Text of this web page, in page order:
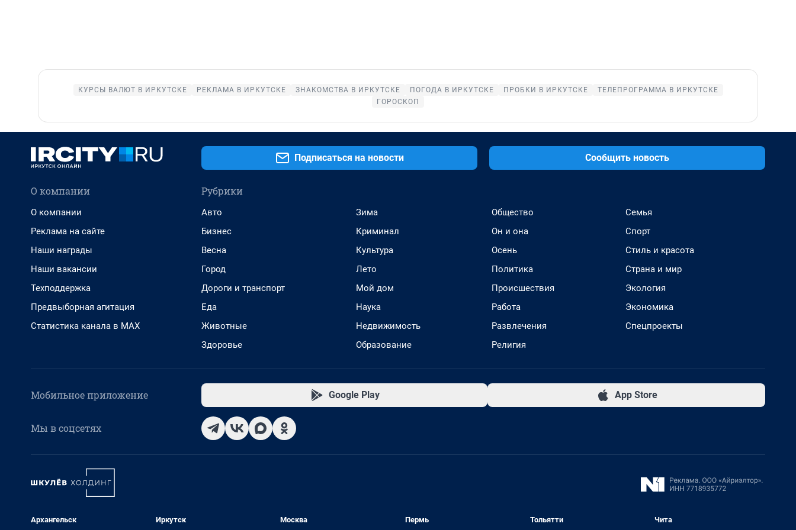
КУРСЫ ВАЛЮТ В ИРКУТСКЕ РЕКЛАМА В ИРКУТСКЕ ЗНАКОМСТВА В ИРКУТСКЕ ПОГОДА В ИРКУТСКЕ ПРОБКИ В ИРКУТСКЕ
ТЕЛЕПРОГРАММА В ИРКУТСКЕ
ГОРОСКОП
Подписаться на новости Сообщить новость
О компании
О компании
Реклама на сайте
Наши награды
Наши вакансии
Техподдержка
Предвыборная агитация
Статистика канала в MAX
Рубрики
Авто
Бизнес
Весна
Город
Дороги и транспорт
Еда
Животные
Здоровье
Зима
Криминал
Культура
Лето
Мой дом
Наука
Недвижимость
Образование
Общество
Он и она
Осень
Политика
Происшествия
Работа
Развлечения
Религия
Семья
Спорт
Стиль и красота
Страна и мир
Экология
Экономика
Спецпроекты
Мобильное приложение Google Play App Store
Мы в соцсетях
Архангельск Иркутск Москва Пермь Тольятти Чита